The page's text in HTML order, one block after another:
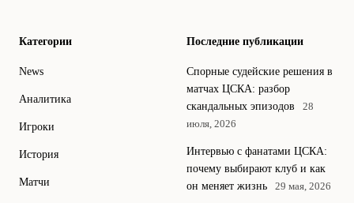
Категории
News
Аналитика
Игроки
История
Матчи
Последние публикации
Спорные судейские решения в
матчах ЦСКА: разбор
скандальных эпизодов
28
июля, 2026
Интервью с фанатами ЦСКА:
почему выбирают клуб и как
он меняет жизнь
29 мая, 2026